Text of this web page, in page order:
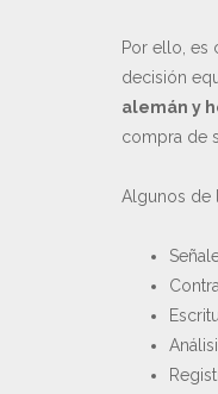
Por ello, es
decisión
alemán y
compra de
Algunos de